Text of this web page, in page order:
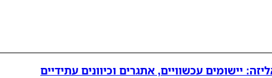
יישומים עכשוויים, אתגרים וכיוונים עתידיים